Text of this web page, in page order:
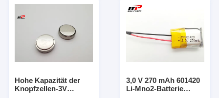
Hohe Kapazität der
Knopfzellen-3V
3,0 V 270 mAh 601420
Li-Mno2-Batterie